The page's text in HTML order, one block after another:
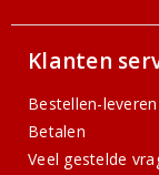
Klanten
Bestellen-leveren
Betalen
Veel gestelde